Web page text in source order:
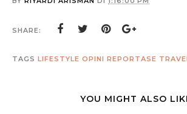
SHARE:
TAGS LIFESTYLE OPINI REPORTASE
YOU MIGHT ALSO